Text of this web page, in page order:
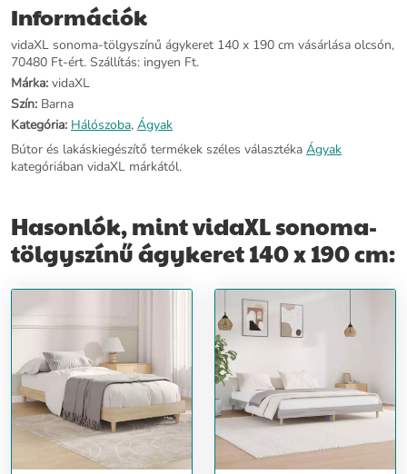
az ágy matracot nem tartalmaz. Matracok széles választékát kínáljuk.
A hozzá illő matracot megtekintheti áruházunkban.Színe: sonoma
tölgyÁgykeret anyaga: műfa, tömör fenyőfaLéc anyaga:
furnérlemezTeljes mérete: 193 x 143 x 35 cm (Ho x Szé x
Ma)Megfelelő matracméret (a matrac nincs mellékelve): 140 x 190
cm (Szé x Ho)Összeszerelést igényel: igen
Információk
vidaXL sonoma-tölgyszínű ágykeret 140 x 190 cm vásárlása olcsón,
70480 Ft-ért. Szállítás: ingyen Ft.
Márka: vidaXL
Szín: Barna
Kategória: Hálószoba, Ágyak
Bútor és lakáskiegészítő termékek széles választéka Ágyak
kategóriában vidaXL márkától.
Hasonlók, mint vidaXL sonoma-
tölgyszínű ágykeret 140 x 190 cm: